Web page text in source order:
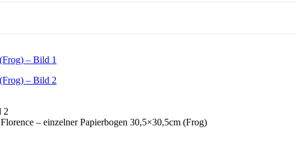
Florence – einzelner Papierbogen 30,5×30,5cm (Frog)